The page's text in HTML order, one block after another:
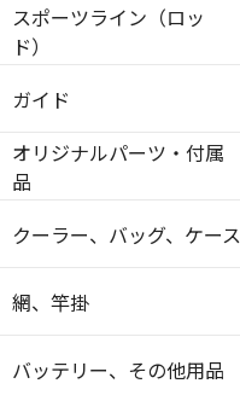
スポーツライン（ロッ
ド）
ガイド
オリジナルパーツ・付属
品
クーラー、バッグ、ケース
網、竿掛
バッテリー、その他用品